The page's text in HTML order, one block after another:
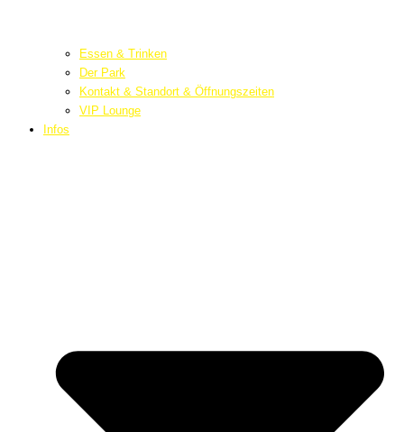
Essen & Trinken
Der Park
Kontakt & Standort & Öffnungszeiten
VIP Lounge
Infos